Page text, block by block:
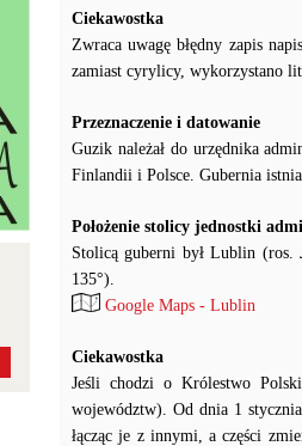
Ciekawostka
Zwraca uwagę błędny zapis
zamiast cyrylicy, wykorzystano
Przeznaczenie i datowanie
Guzik należał do urzędnika
Finlandii i Polsce. Gubernia
Położenie stolicy jednostki
Stolicą guberni był Lublin
135°).
Google Maps - Lublin
Ciekawostka
Jeśli chodzi o Królestwo
województw). Od dnia 1
łącząc je z innymi, a części